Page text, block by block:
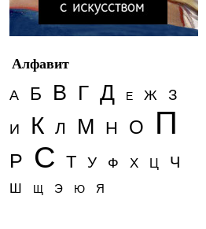
Алфавит
А
Б В Г Д Е Ж З
И К Л М Н О П
Р С Т У Ф Х Ц Ч
Ш Щ Э Ю Я